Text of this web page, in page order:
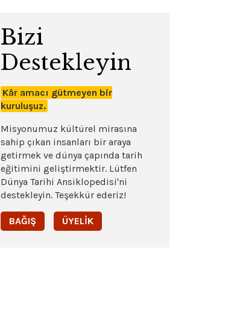
Bizi
Destekleyin
Kâr amacı gütmeyen bir
kuruluşuz.
Misyonumuz kültürel mirasına
sahip çıkan insanları bir araya
getirmek ve dünya çapında tarih
eğitimini geliştirmektir. Lütfen
Dünya Tarihi Ansiklopedisi'ni
destekleyin. Teşekkür ederiz!
BAĞIŞ ÜYELIK